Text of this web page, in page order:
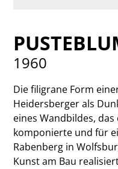
1960
Die filigrane Form
Heidersberger als
eines Wandbildes,
komponierte und für
Rabenberg in
Kunst am Bau